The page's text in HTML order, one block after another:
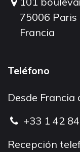
75006 Paris
Francia
Teléfono
Desde Francia
+33 1 42
Recepción